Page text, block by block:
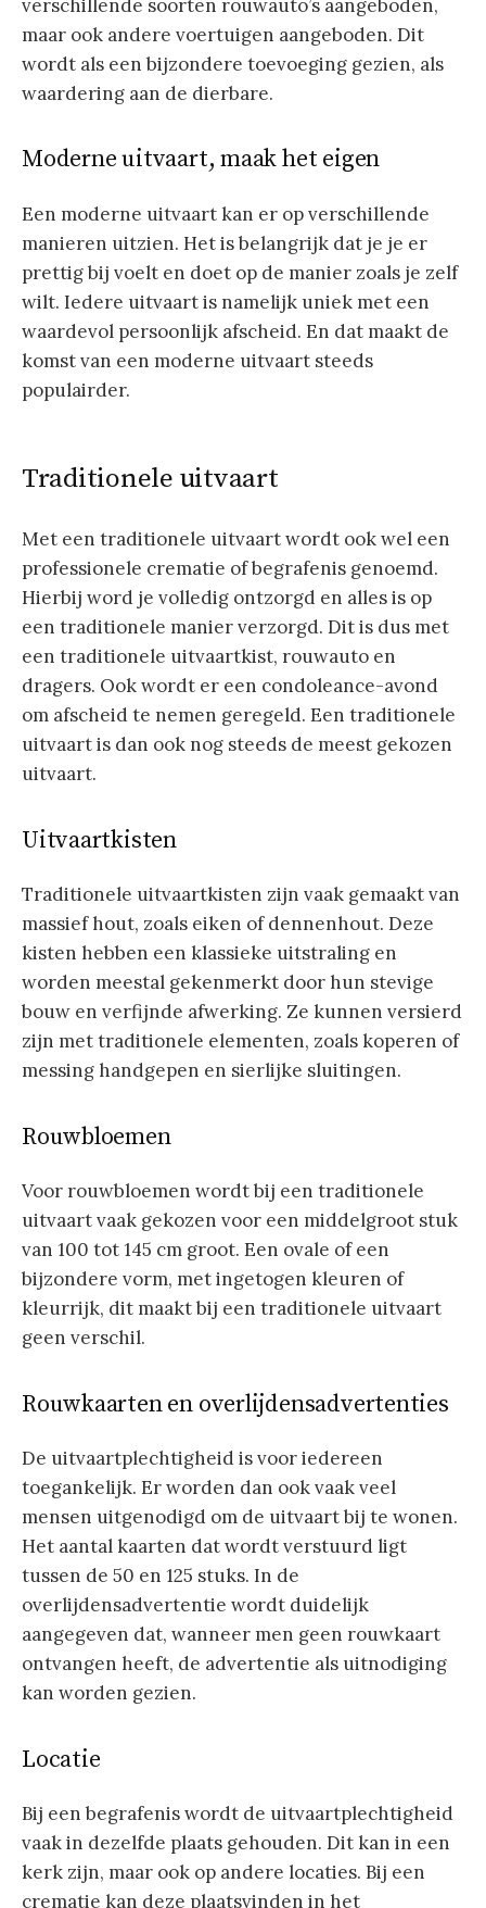
verschillende soorten rouwauto’s aangeboden,
maar ook andere voertuigen aangeboden. Dit
wordt als een bijzondere toevoeging gezien, als
waardering aan de dierbare.
Moderne uitvaart, maak het eigen
Een moderne uitvaart kan er op verschillende
manieren uitzien. Het is belangrijk dat je je er
prettig bij voelt en doet op de manier zoals je zelf
wilt. Iedere uitvaart is namelijk uniek met een
waardevol persoonlijk afscheid. En dat maakt de
komst van een moderne uitvaart steeds
populairder.
Traditionele uitvaart
Met een traditionele uitvaart wordt ook wel een
professionele crematie of begrafenis genoemd.
Hierbij word je volledig ontzorgd en alles is op
een traditionele manier verzorgd. Dit is dus met
een traditionele uitvaartkist, rouwauto en
dragers. Ook wordt er een condoleance-avond
om afscheid te nemen geregeld. Een traditionele
uitvaart is dan ook nog steeds de meest gekozen
uitvaart.
Uitvaartkisten
Traditionele uitvaartkisten zijn vaak gemaakt van
massief hout, zoals eiken of dennenhout. Deze
kisten hebben een klassieke uitstraling en
worden meestal gekenmerkt door hun stevige
bouw en verfijnde afwerking. Ze kunnen versierd
zijn met traditionele elementen, zoals koperen of
messing handgepen en sierlijke sluitingen.
Rouwbloemen
Voor rouwbloemen wordt bij een traditionele
uitvaart vaak gekozen voor een middelgroot stuk
van 100 tot 145 cm groot. Een ovale of een
bijzondere vorm, met ingetogen kleuren of
kleurrijk, dit maakt bij een traditionele uitvaart
geen verschil.
Rouwkaarten en overlijdensadvertenties
De uitvaartplechtigheid is voor iedereen
toegankelijk. Er worden dan ook vaak veel
mensen uitgenodigd om de uitvaart bij te wonen.
Het aantal kaarten dat wordt verstuurd ligt
tussen de 50 en 125 stuks. In de
overlijdensadvertentie wordt duidelijk
aangegeven dat, wanneer men geen rouwkaart
ontvangen heeft, de advertentie als uitnodiging
kan worden gezien.
Locatie
Bij een begrafenis wordt de uitvaartplechtigheid
vaak in dezelfde plaats gehouden. Dit kan in een
kerk zijn, maar ook op andere locaties. Bij een
crematie kan deze plaatsvinden in het